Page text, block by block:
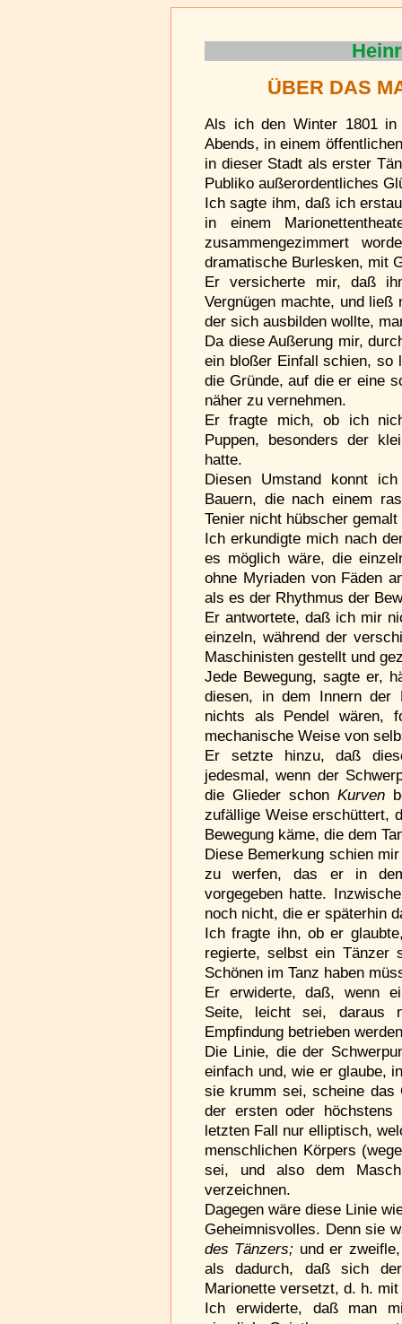
ÜBER DAS
Als ich den Winter 1801
Abends, in einem
in dieser Stadt als erster
Publiko außerordentliches
Ich sagte ihm, daß ich
in einem
zusammengezimmert
dramatische Burlesken, mit
Er versicherte mir, daß
Vergnügen machte, und
der sich ausbilden wollte,
Da diese Außerung mir,
ein bloßer Einfall schien, so
die Gründe, auf die er eine
näher zu vernehmen.
Er fragte mich, ob ich
Puppen, besonders der
hatte.
Diesen Umstand konnt
Bauern, die nach einem
Tenier nicht hübscher
Ich erkundigte mich nach
es möglich wäre, die
ohne Myriaden von Fäden
als es der Rhythmus der
Er antwortete, daß ich mir
einzeln, während der
Maschinisten gestellt und
Jede Bewegung, sagte er,
diesen, in dem Innern der
nichts als Pendel wären,
mechanische Weise von
Er setzte hinzu, daß
jedesmal, wenn der
die Glieder schon Kurven
zufällige Weise erschüttert,
Bewegung käme, die dem
Diese Bemerkung schien
zu werfen, das er in
vorgegeben hatte.
noch nicht, die er späterhin
Ich fragte ihn, ob er
regierte, selbst ein Tänzer
Schönen im Tanz haben
Er erwiderte, daß, wenn
Seite, leicht sei, daraus
Empfindung betrieben
Die Linie, die der
einfach und, wie er glaube,
sie krumm sei, scheine das
der ersten oder
letzten Fall nur elliptisch,
menschlichen Körpers
sei, und also dem
verzeichnen.
Dagegen wäre diese Linie
Geheimnisvolles. Denn sie
des Tänzers; und er
als dadurch, daß sich
Marionette versetzt, d. h.
Ich erwiderte, daß man